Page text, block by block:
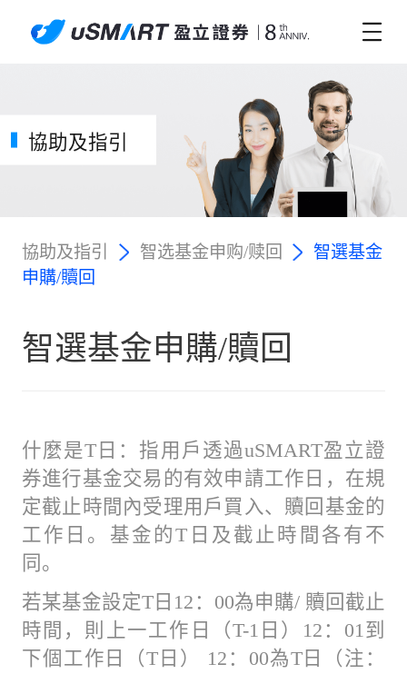
協助及指引
協助及指引 智选基金申购/赎回
智選基金
申購/贖回
智選基金申購/贖回
什麼是T日：指用戶透過uSMART盈立證
券進行基金交易的有效申請工作日，在規
定截止時間內受理用戶買入、贖回基金的
工作日。基金的T日及截止時間各有不
同。
若某基金設定T日12：00為申購/ 贖回截止
時間，則上一工作日（T-1日）12：01到
下個工作日（T日） 12：00為T日（注：